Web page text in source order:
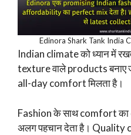
Edinora Shark Tank India
Indian climate को ध्यान में
texture वाले products
all-day comfort मिलता है।
Fashion के साथ comfort
अलग पहचान देता है। Quality